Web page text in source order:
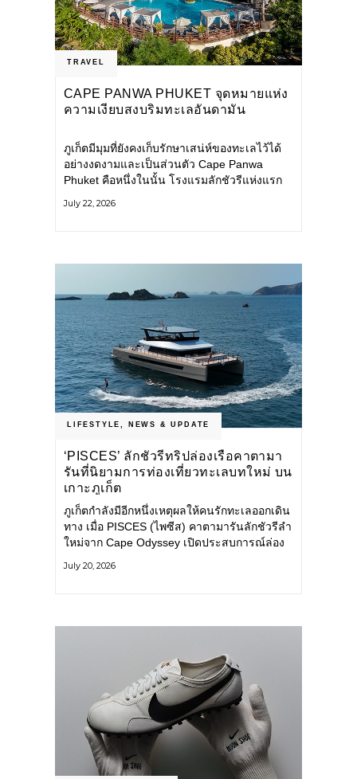
TRAVEL
CAPE PANWA PHUKET จุดหมายแห่ง
ความเงียบสงบริมทะเลอันดามัน
ภูเก็ตมีมุมที่ยังคงเก็บรักษาเสน่ห์ของทะเลไว้ได้
อย่างงดงามและเป็นส่วนตัว Cape Panwa
Phuket คือหนึ่งในนั้น โรงแรมลักชัวรีแห่งแรก
แหลมพันวา ทางตะวันออกเฉียงใต้ของเกาะ
July 22, 2026
LIFESTYLE, NEWS & UPDATE
‘PISCES’ ลักชัวรีทริปล่องเรือคาตามา
รันที่นิยามการท่องเที่ยวทะเลบทใหม่ บน
เกาะภูเก็ต
ภูเก็ตกำลังมีอีกหนึ่งเหตุผลให้คนรักทะเลออกเดิน
ทาง เมื่อ PISCES (ไพซีส) คาตามารันลักชัวรีลำ
ใหม่จาก Cape Odyssey เปิดประสบการณ์ล่อง
ไป ผสานความสะดวกสบายแบบโรงแรมระดับ
July 20, 2026